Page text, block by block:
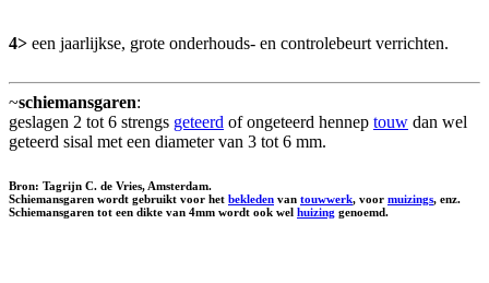
4> een jaarlijkse, grote onderhouds- en controlebeurt verrichten.
~schiemansgaren:
geslagen 2 tot 6 strengs geteerd of ongeteerd hennep touw dan wel
geteerd sisal met een diameter van 3 tot 6 mm.
Bron: Tagrijn C. de Vries, Amsterdam.
Schiemansgaren wordt gebruikt voor het bekleden van touwwerk, voor muizings, enz.
Schiemansgaren tot een dikte van 4mm wordt ook wel huizing genoemd.